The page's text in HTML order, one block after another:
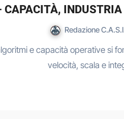
CAPACITÀ,
Redazione
e capacità operative si
velocità, scala e